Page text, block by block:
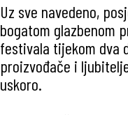
Uz sve navedeno,
bogatom glazbenom
festivala tijekom dva
proizvođače i
uskoro.